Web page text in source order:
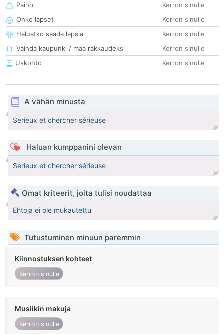
Paino
Kerron sinulle
Onko lapset
Kerron sinulle
Haluatko saada lapsia
Kerron sinulle
Vaihda kaupunki / maa rakkaudeksi
Kerron sinulle
Uskonto
Kerron sinulle
A vähän minusta
Serieux et chercher sérieuse
Haluan kumppanini olevan
Serieux et chercher sérieuse
Omat kriteerit, joita tulisi noudattaa
Ehtoja ei ole mukautettu
Tutustuminen minuun paremmin
Kiinnostuksen kohteet
Kerron sinulle
Musiikin makuja
Kerron sinulle